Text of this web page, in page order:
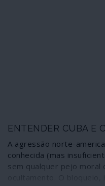
ENTENDER CUBA E
A agressão norte-
conhecida (mas
sem qualquer pejo moral